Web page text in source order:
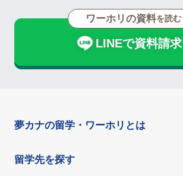
ワーホリの資料を読む
LINEで資料請求
夢カナの留学・ワーホリとは
留学先を探す